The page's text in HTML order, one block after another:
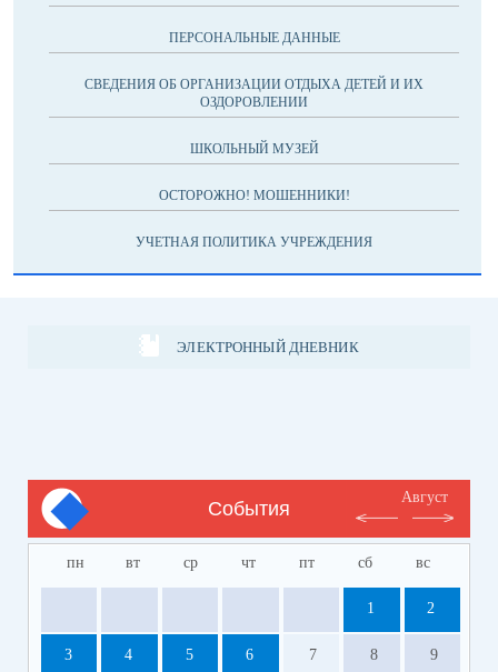
ПЕРСОНАЛЬНЫЕ ДАННЫЕ
СВЕДЕНИЯ ОБ ОРГАНИЗАЦИИ ОТДЫХА ДЕТЕЙ И ИХ
ОЗДОРОВЛЕНИИ
ШКОЛЬНЫЙ МУЗЕЙ
ОСТОРОЖНО! МОШЕННИКИ!
УЧЕТНАЯ ПОЛИТИКА УЧРЕЖДЕНИЯ
ЭЛЕКТРОННЫЙ ДНЕВНИК
События
Август
пн вт ср чт пт сб вс
1 2
3 4 5 6 7 8 9